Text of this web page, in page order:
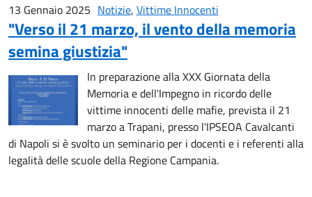
13 Gennaio 2025 Notizie, Vittime Innocenti
"Verso il 21 marzo, il vento della memoria
semina giustizia"
In preparazione alla XXX Giornata della
Memoria e dell'Impegno in ricordo delle
vittime innocenti delle mafie, prevista il 21
marzo a Trapani, presso l'IPSEOA Cavalcanti
di Napoli si è svolto un seminario per i docenti e i referenti alla
legalità delle scuole della Regione Campania.